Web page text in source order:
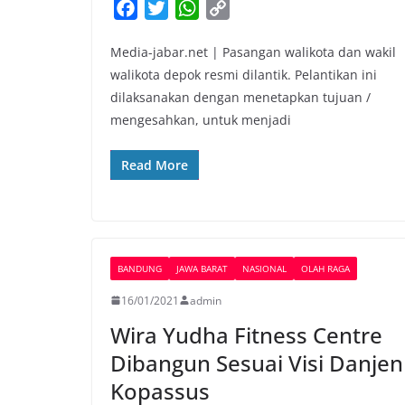
c
e
b
o
o
k
i
t
t
e
r
W
a
t
s
A
p
y
L
i
Media-jabar.net | Pasangan walikota dan wakil
walikota depok resmi dilantik. Pelantikan ini
dilaksanakan dengan menetapkan tujuan /
mengesahkan, untuk menjadi
Read More
BANDUNG JAWA BARAT NASIONAL OLAH RAGA
16/01/2021 admin
Wira Yudha Fitness Centre
Dibangun Sesuai Visi Danjen
Kopassus